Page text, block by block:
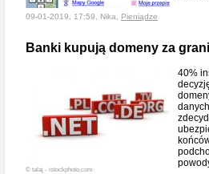
09-01-2019, 17:59, Nika, Pieniądze
Banki kupują domeny za
© talaj - istockphoto.com
40%